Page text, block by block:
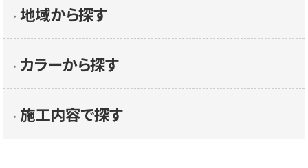
▶︎ 施工内容で探す
▶︎ カラーから探す
▶︎ 地域から探す